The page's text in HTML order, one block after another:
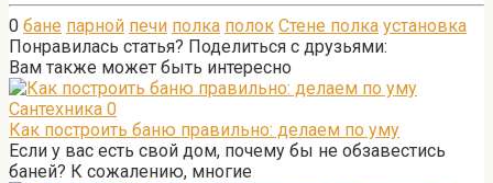
0 бане парной печи полка полок Стене полка установка
Понравилась статья? Поделиться с друзьями:
Вам также может быть интересно
Сантехника 0
Как построить баню правильно: делаем по уму
Если у вас есть свой дом, почему бы не обзавестись
баней? К сожалению, многие